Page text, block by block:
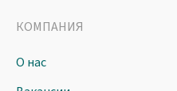
КОМПАНИЯ
О нас